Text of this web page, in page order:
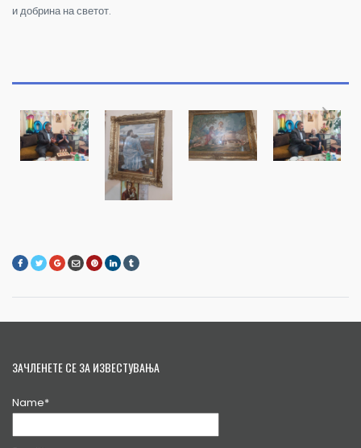
и добрина на светот.
ЗАЧЛЕНЕТЕ СЕ ЗА ИЗВЕСТУВАЊА
Name*